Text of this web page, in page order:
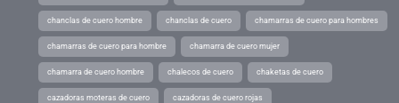
chanclas de cuero hombre chanclas de cuero chamarras de cuero para hombres
chamarras de cuero para hombre chamarra de cuero mujer
chamarra de cuero hombre chalecos de cuero chaketas de cuero
cazadoras moteras de cuero cazadoras de cuero rojas